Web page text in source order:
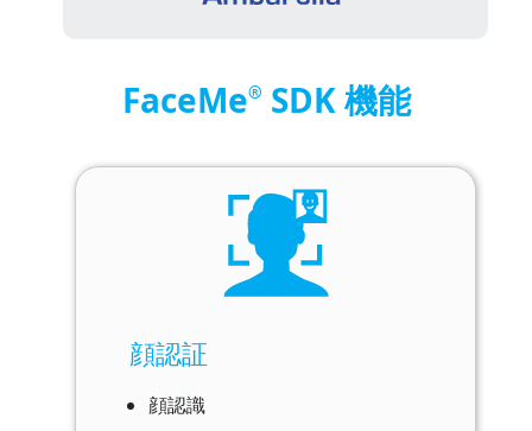
FaceMe® SDK 機能
顔認証
顔認識